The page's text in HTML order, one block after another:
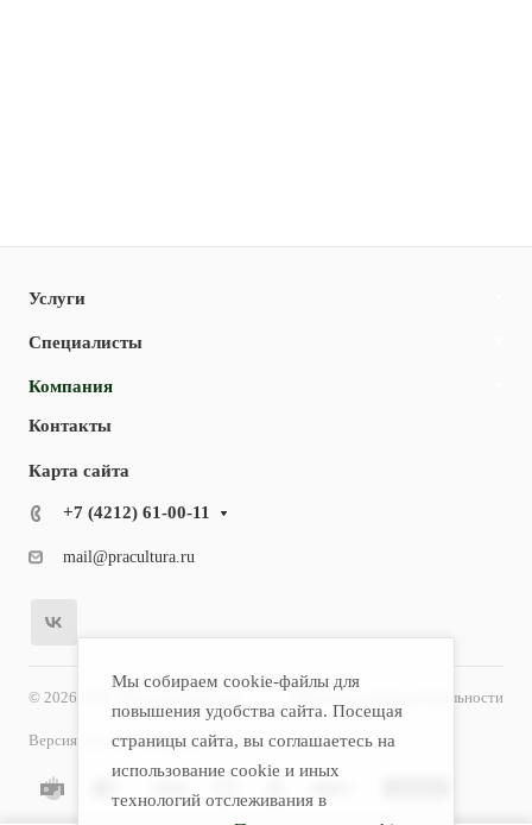
Услуги
Специалисты
Компания
Контакты
Карта сайта
+7 (4212) 61-00-11
mail@pracultura.ru
© 2026 ООО "Хороший Доктор" Политика конфиденциальности
Версия для слабовидящих
Мы собираем cookie-файлы для
повышения удобства сайта. Посещая
страницы сайта, вы соглашаетесь на
использование cookie и иных
технологий отслеживания в